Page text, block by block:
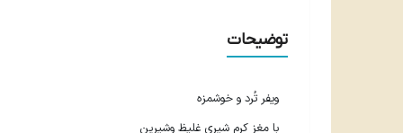
توضیحات
ویفر تُرد و خوشمزه
با مغز کرم شیری غلیظ وشیرین